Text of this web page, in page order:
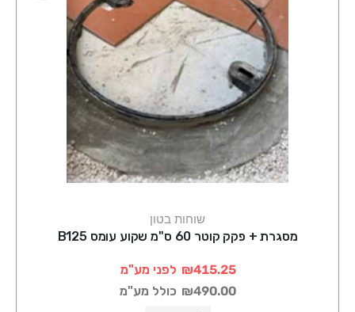
שוחות בטון
מסגרת + פקק קוטר 60 ס"מ שקוע עומס B125
₪415.25 לפני מע"מ
₪490.00 כולל מע"מ